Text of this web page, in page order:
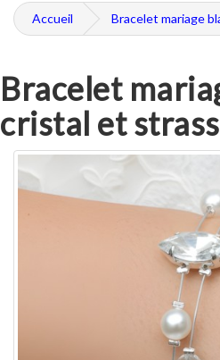
Accueil Bracelet mariage
Bracelet
cristal et strass